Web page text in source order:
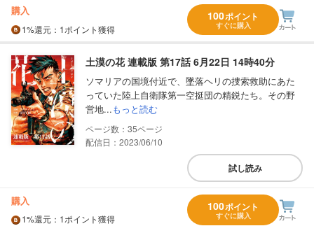
購入
1%還元 ：1ポイント獲得
100ポイント
すぐに購入
土漠の花 連載版 第17話 6月22日 14時40分
ソマリアの国境付近で、墜落ヘリの捜索救助にあた
っていた陸上自衛隊第一空挺団の精鋭たち。その野
営地...もっと読む
35
配信日：2023/06/10
試し読み
購入
1%還元 ：1ポイント獲得
100ポイント
すぐに購入